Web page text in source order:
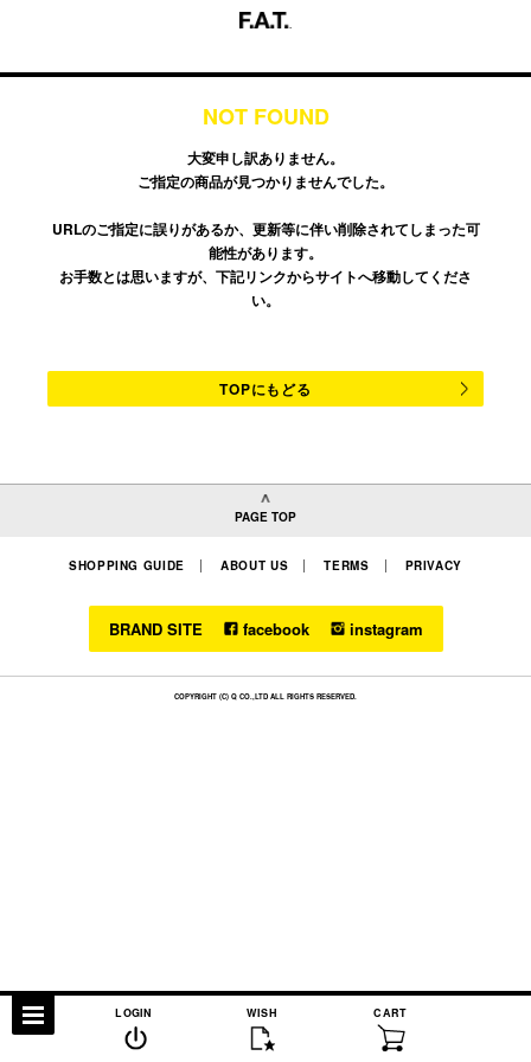
NOT FOUND
大変申し訳ありません。
ご指定の商品が見つかりませんでした。
URLのご指定に誤りがあるか、更新等に伴い削除されてしまった可
能性があります。
お手数とは思いますが、下記リンクからサイトへ移動してくださ
い。
TOPにもどる
PAGE TOP
SHOPPING GUIDE ABOUT US TERMS PRIVACY
BRAND SITE facebook instagram
CART
WISH
LOGIN
COPYRIGHT (C) Q CO.,LTD ALL RIGHTS RESERVED.